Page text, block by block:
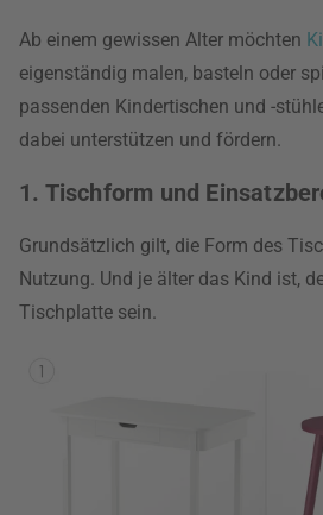
Ab einem gewissen Alter möchten
eigenständig malen, basteln oder
passenden Kindertischen und -
dabei unterstützen und fördern.
1. Tischform und
Grundsätzlich gilt, die Form des
Nutzung. Und je älter das Kind ist,
Tischplatte sein.